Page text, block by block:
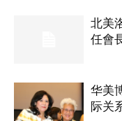
北美
任會
华美
际关